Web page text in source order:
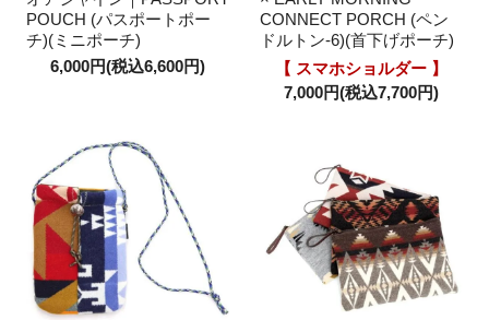
POUCH (パスポートポー
チ)(ミニポーチ)
6,000円(税込6,600円)
CONNECT PORCH (ペン
ドルトン-6)(首下げポーチ)
【 スマホショルダー 】
7,000円(税込7,700円)